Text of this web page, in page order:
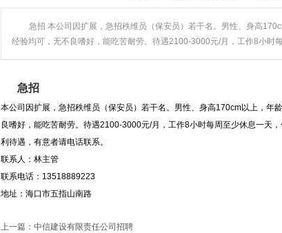
急招 本公司因扩展，急招秩维员（保安员）若干名。男性、身高
经验均可，无不良嗜好，能吃苦耐劳。待遇2100-3000元/月，工作8小时
急招
本公司因扩展，急招秩维员（保安员）若干名。男性、身高170cm以上，年
良嗜好，能吃苦耐劳。待遇2100-3000元/月，工作8小时每周至少休息一天
利待遇，有意者请电话联系。
联系人：林主管
联系电话：13518889223
地址：海口市五指山南路
上一篇： 中信建设有限责任公司招聘